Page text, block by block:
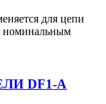
для цепи
номинальным
DF1-A